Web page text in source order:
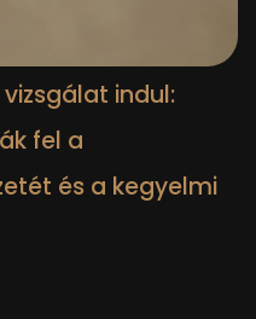
indul:
fel a
és a kegyelmi